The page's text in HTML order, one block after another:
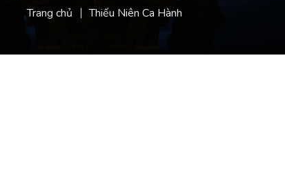
Trang chủ Thiếu Niên Ca Hành